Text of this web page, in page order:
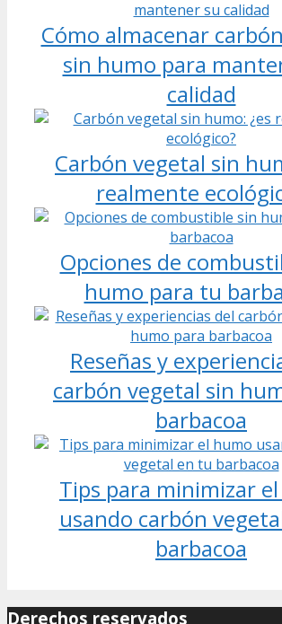
Cómo almacenar
sin humo para
calidad
Carbón vegetal sin
realmente
Opciones de
humo para tu
Reseñas y
carbón vegetal sin
barbacoa
Tips para minimizar
usando carbón
barbacoa
Derechos reservados